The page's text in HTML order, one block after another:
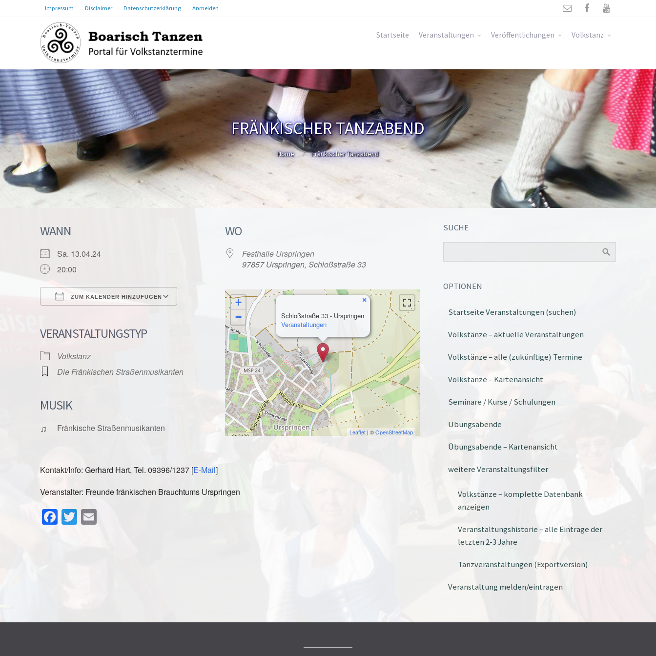
Impressum Disclaimer Datenschutzerklärung Anmelden   
Startseite Veranstaltungen Veröffentlichungen Volkstanz
FRÄNKISCHER TANZABEND
Home Fränkischer Tanzabend
WANN
Sa. 13.04.24
20:00
ZUM KALENDER HINZUFÜGEN
Google Kalender iCalendar Office 365 Outlook Live
VERANSTALTUNGSTYP
Volkstanz
Die Fränkischen Straßenmusikanten
MUSIK
♫ Fränkische Straßenmusikanten
WO
Festhalle Urspringen
97857 Urspringen, Schloßstraße 33
Schloßstraße 33 - Urspringen
Veranstaltungen
×
+
−
Leaflet| ©OpenStreetMap
Kontakt/Info: Gerhard Hart, Tel. 09396/1237 [E-Mail]
Veranstalter: Freunde fränkischen Brauchtums Urspringen
Facebook
Twitter
SUCHE
OPTIONEN
Startseite Veranstaltungen (suchen)
Volkstänze – aktuelle Veranstaltungen
Volkstänze – alle (zukünftige) Termine
Volkstänze – Kartenansicht
Seminare / Kurse / Schulungen
Übungsabende
Übungsabende – Kartenansicht
weitere Veranstaltungsfilter
Volkstänze – komplette Datenbank
anzeigen
Veranstaltungshistorie – alle Einträge der
letzten 2-3 Jahre
Tanzveranstaltungen (Exportversion)
Veranstaltung melden/eintragen